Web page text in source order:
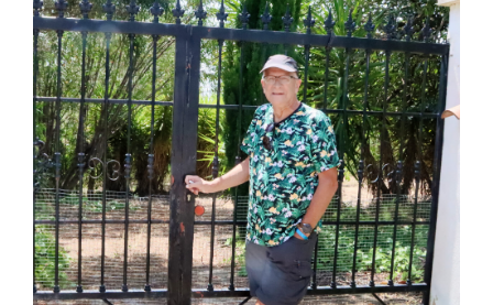
Over Ons
Blog
Mooi Valencia
Contact